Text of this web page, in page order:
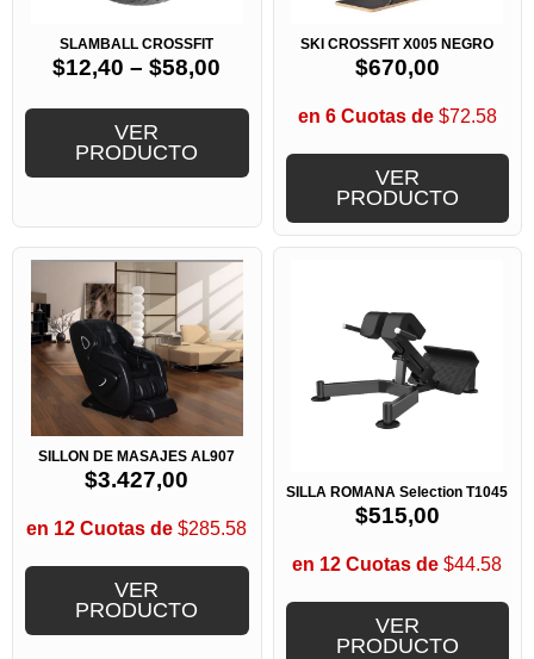
SLAMBALL CROSSFIT
$12,40 – $58,00
VER
PRODUCTO
SKI CROSSFIT X005 NEGRO
$670,00
en 6 Cuotas de$72.58
VER
PRODUCTO
SILLON DE MASAJES AL907
$3.427,00
en 12 Cuotas de $285.58
VER
PRODUCTO
SILLA ROMANA Selection T1045
$515,00
en 12 Cuotas de $44.58
VER
PRODUCTO